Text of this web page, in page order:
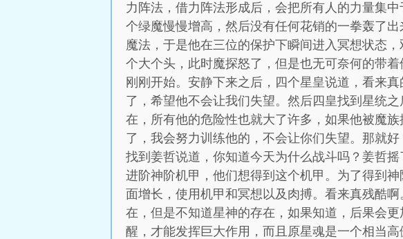
力阵法，借力阵法形成后，会把所有人的力量集
个绿魔慢慢增高，然后没有任何花销的一拳轰了
魔法，于是他在三位的保护下瞬间进入冥想状态
个大个头，此时魔探怒了，但是也无可奈何的带
刚刚开始。安静下来之后，四个星皇说道，看来
了，希望他不会让我们失望。然后四皇找到星统
在，所有他的危险性也就大了许多，如果他被魔
了，我会努力训练他的，不会让你们失望。那就
找到姜哲说道，你知道今天为什么战斗吗？姜哲
进阶神阶机甲，他们想得到这个机甲。为了得到
面增长，使用机甲和冥想以及肉搏。看来真残酷
在，但是不知道星神的存在，如果知道，后果会
醒，才能发挥巨大作用，而且原星魂是一个相当